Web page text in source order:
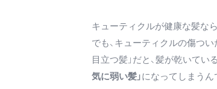
キューティクルが健康な髪な
でも、キューティクルの傷つ
目立つ髪」だと、髪が乾いてい
気に弱い髪」になってしまうん